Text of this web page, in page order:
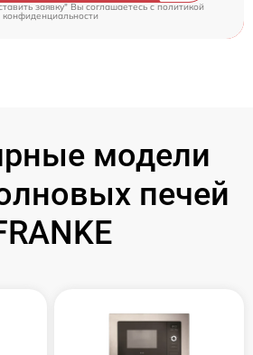
заявку" Вы соглашаетесь cполитикой
конфиденциальности
модели
печей